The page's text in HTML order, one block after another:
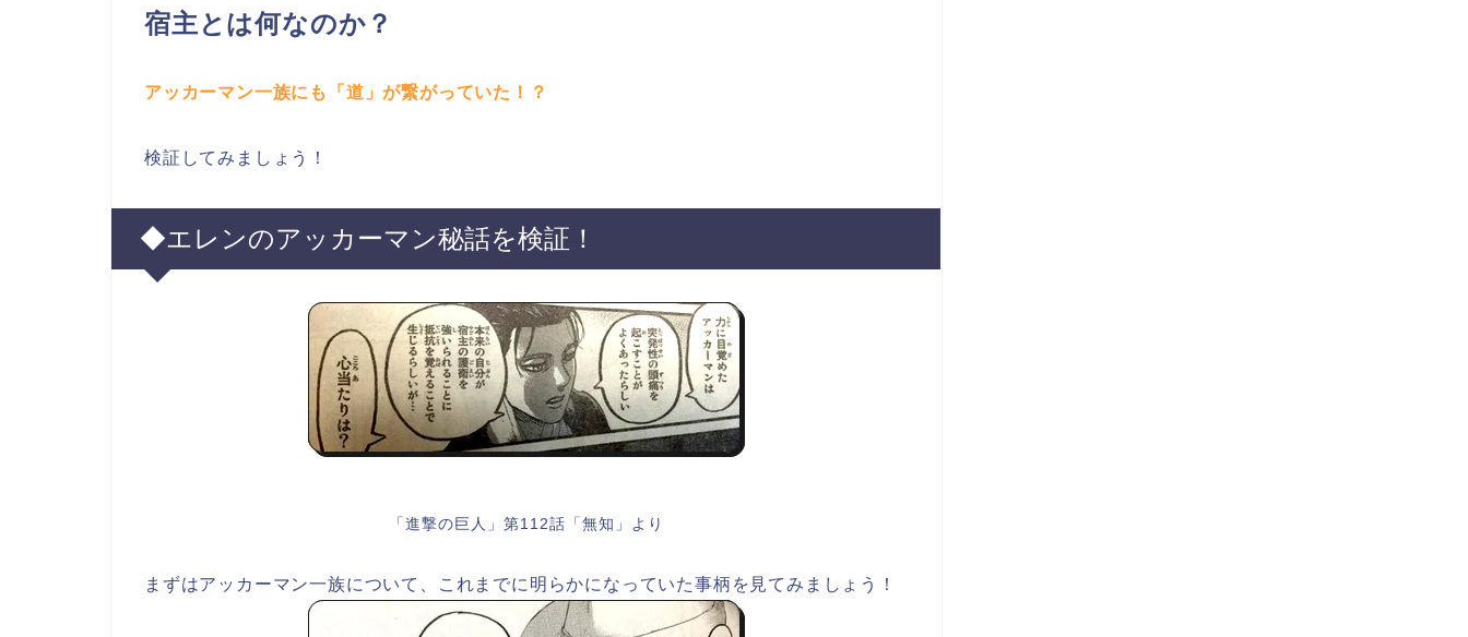
宿主とは何なのか？
アッカーマン一族にも「道」が繋がっていた！？
検証してみましょう！
◆エレンのアッカーマン秘話を検証！
「進撃の巨人」第112話「無知」より
まずはアッカーマン一族について、これまでに明らかになっていた事柄を見てみましょう！